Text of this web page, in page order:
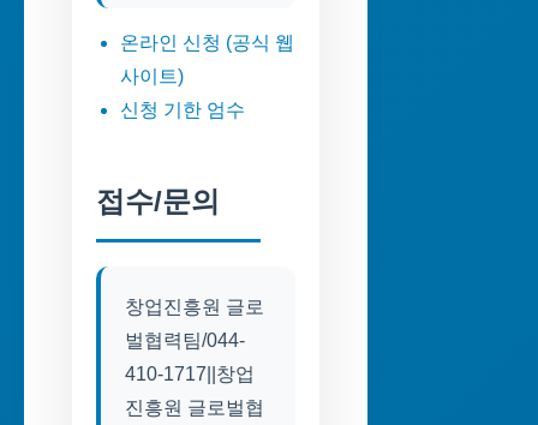
온라인 신청 (공식 웹
사이트)
신청 기한 엄수
접수/문의
창업진흥원 글로
벌협력팀/044-
410-1717||창업
진흥원 글로벌협